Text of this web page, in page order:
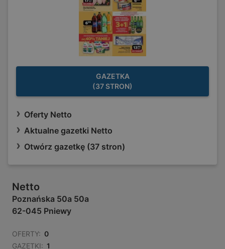
GAZETKA
(37 STRON)
Oferty Netto
Aktualne gazetki Netto
Otwórz gazetkę (37 stron)
Netto
Poznańska 50a 50a
62-045 Pniewy
OFERTY: 0
GAZETKI: 1